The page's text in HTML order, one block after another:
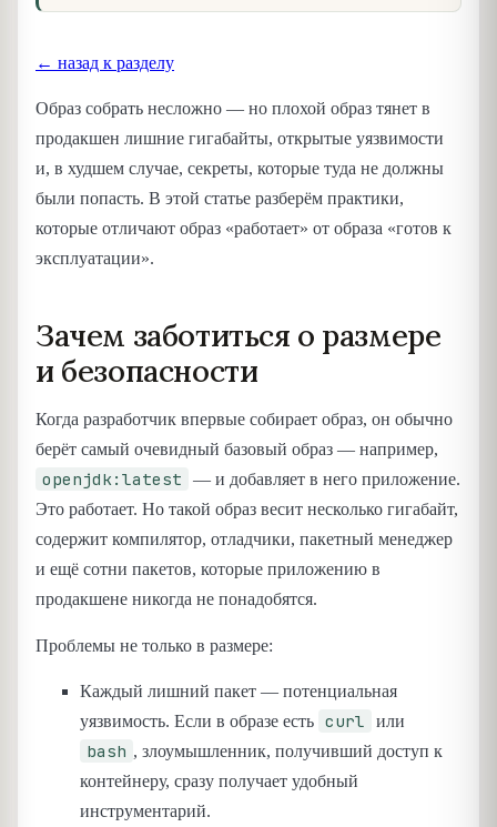
← назад к разделу
Образ собрать несложно — но плохой образ тянет в
продакшен лишние гигабайты, открытые уязвимости
и, в худшем случае, секреты, которые туда не должны
были попасть. В этой статье разберём практики,
которые отличают образ «работает» от образа «готов к
эксплуатации».
Зачем заботиться о размере
и безопасности
Когда разработчик впервые собирает образ, он обычно
берёт самый очевидный базовый образ — например,
openjdk:latest
— и добавляет в него приложение.
Это работает. Но такой образ весит несколько гигабайт,
содержит компилятор, отладчики, пакетный менеджер
и ещё сотни пакетов, которые приложению в
продакшене никогда не понадобятся.
Проблемы не только в размере:
Каждый лишний пакет — потенциальная
уязвимость. Если в образе есть curl или
bash , злоумышленник, получивший доступ к
контейнеру, сразу получает удобный
инструментарий.